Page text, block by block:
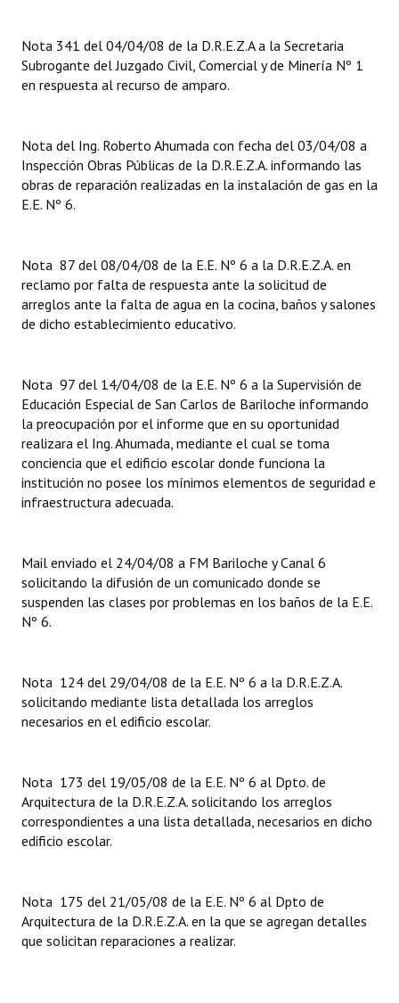
Nota 341 del 04/04/08 de la D.R.E.Z.A a la Secretaria
Subrogante del Juzgado Civil, Comercial y de Minería Nº 1
en respuesta al recurso de amparo.
Nota del Ing. Roberto Ahumada con fecha del 03/04/08 a
Inspección Obras Públicas de la D.R.E.Z.A. informando las
obras de reparación realizadas en la instalación de gas en la
E.E. Nº 6.
Nota 87 del 08/04/08 de la E.E. Nº 6 a la D.R.E.Z.A. en
reclamo por falta de respuesta ante la solicitud de
arreglos ante la falta de agua en la cocina, baños y salones
de dicho establecimiento educativo.
Nota 97 del 14/04/08 de la E.E. Nº 6 a la Supervisión de
Educación Especial de San Carlos de Bariloche informando
la preocupación por el informe que en su oportunidad
realizara el Ing. Ahumada, mediante el cual se toma
conciencia que el edificio escolar donde funciona la
institución no posee los mínimos elementos de seguridad e
infraestructura adecuada.
Mail enviado el 24/04/08 a FM Bariloche y Canal 6
solicitando la difusión de un comunicado donde se
suspenden las clases por problemas en los baños de la E.E.
Nº 6.
Nota 124 del 29/04/08 de la E.E. Nº 6 a la D.R.E.Z.A.
solicitando mediante lista detallada los arreglos
necesarios en el edificio escolar.
Nota 173 del 19/05/08 de la E.E. Nº 6 al Dpto. de
Arquitectura de la D.R.E.Z.A. solicitando los arreglos
correspondientes a una lista detallada, necesarios en dicho
edificio escolar.
Nota 175 del 21/05/08 de la E.E. Nº 6 al Dpto de
Arquitectura de la D.R.E.Z.A. en la que se agregan detalles
que solicitan reparaciones a realizar.